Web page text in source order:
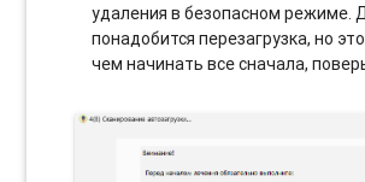
удаления в безопасном режиме.
понадобится перезагрузка, но
чем начинать все сначала,